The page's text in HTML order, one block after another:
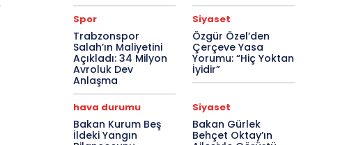
Spor
Trabzonspor
Salah’ın Maliyetini
Açıkladı: 34 Milyon
Avroluk Dev
Anlaşma
Siyaset
Özgür Özel’den
Çerçeve Yasa
Yorumu: “Hiç Yoktan
İyidir”
hava durumu
Bakan Kurum Beş
İldeki Yangın
Siyaset
Bakan Gürlek
Behçet Oktay’ın